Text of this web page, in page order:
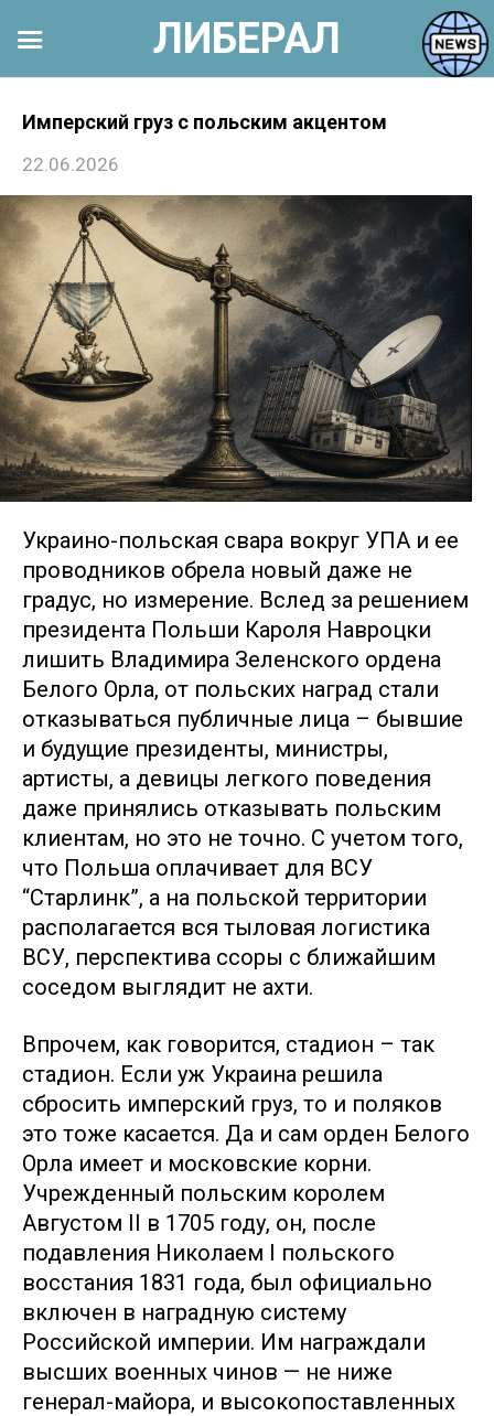
Имперский груз с польским акцентом
22.06.2026
Украино-польская свара вокруг УПА и ее
проводников обрела новый даже не
градус, но измерение. Вслед за решением
президента Польши Кароля Навроцки
лишить Владимира Зеленского ордена
Белого Орла, от польских наград стали
отказываться публичные лица – бывшие
и будущие президенты, министры,
артисты, а девицы легкого поведения
даже принялись отказывать польским
клиентам, но это не точно. С учетом того,
что Польша оплачивает для ВСУ
“Старлинк”, а на польской территории
располагается вся тыловая логистика
ВСУ, перспектива ссоры с ближайшим
соседом выглядит не ахти.
Впрочем, как говорится, стадион – так
стадион. Если уж Украина решила
сбросить имперский груз, то и поляков
это тоже касается. Да и сам орден Белого
Орла имеет и московские корни.
Учрежденный польским королем
Августом II в 1705 году, он, после
подавления Николаем I польского
восстания 1831 года, был официально
включен в наградную систему
Российской империи. Им награждали
высших военных чинов — не ниже
генерал-майора, и высокопоставленных
ЛИБЕРАЛ